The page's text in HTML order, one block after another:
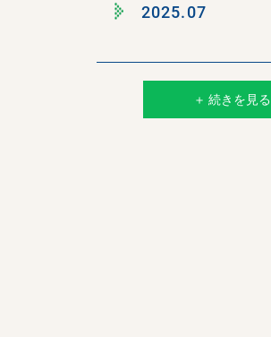
2025.07
＋ 続きを見る